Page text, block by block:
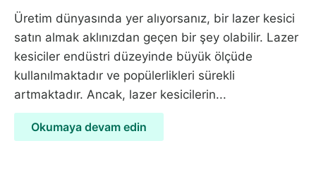
Üretim dünyasında yer alıyorsanız, bir lazer kesici
satın almak aklınızdan geçen bir şey olabilir. Lazer
kesiciler endüstri düzeyinde büyük ölçüde
kullanılmaktadır ve popülerlikleri sürekli
artmaktadır. Ancak, lazer kesicilerin...
Okumaya devam edin